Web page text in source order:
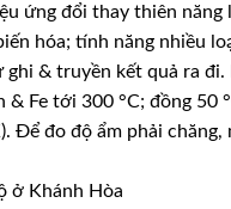
ứng đổi thay thiên
hóa; tính năng nhiều
ghi & truyền kết quả ra
Fe tới 300 °C; đồng 50
Để đo độ ẩm phải
ở Khánh Hòa